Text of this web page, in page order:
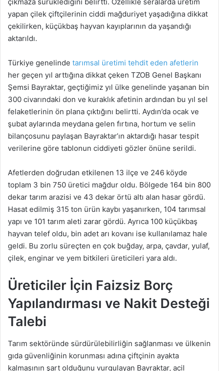
çıkmaza sürüklediğini belirtti. Özellikle seralarda üretim
yapan çilek çiftçilerinin ciddi mağduriyet yaşadığına dikkat
çekilirken, küçükbaş hayvan kayıplarının da yaşandığı
aktarıldı.
Türkiye genelinde tarımsal üretimi tehdit eden afetlerin
her geçen yıl arttığına dikkat çeken TZOB Genel Başkanı
Şemsi Bayraktar, geçtiğimiz yıl ülke genelinde yaşanan bin
300 civarındaki don ve kuraklık afetinin ardından bu yıl sel
felaketlerinin ön plana çıktığını belirtti. Aydın’da ocak ve
şubat aylarında meydana gelen fırtına, hortum ve selin
bilançosunu paylaşan Bayraktar’ın aktardığı hasar tespit
verilerine göre tablonun ciddiyeti gözler önüne serildi.
Afetlerden doğrudan etkilenen 13 ilçe ve 246 köyde
toplam 3 bin 750 üretici mağdur oldu. Bölgede 164 bin 800
dekar tarım arazisi ve 43 dekar örtü altı alan hasar gördü.
Hasat edilmiş 315 ton ürün kaybı yaşanırken, 104 tarımsal
yapı ve 101 tarım aleti zarar gördü. Ayrıca 100 küçükbaş
hayvan telef oldu, bin adet arı kovanı ise kullanılamaz hale
geldi. Bu zorlu süreçten en çok buğday, arpa, çavdar, yulaf,
çilek, enginar ve yem bitkileri üreticileri yara aldı.
Üreticiler İçin Faizsiz Borç
Yapılandırması ve Nakit Desteği
Talebi
Tarım sektöründe sürdürülebilirliğin sağlanması ve ülkenin
gıda güvenliğinin korunması adına çiftçinin ayakta
kalmasının şart olduğunu vurgulayan Bayraktar, acil